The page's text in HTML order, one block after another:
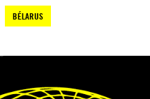
BÉLARUS